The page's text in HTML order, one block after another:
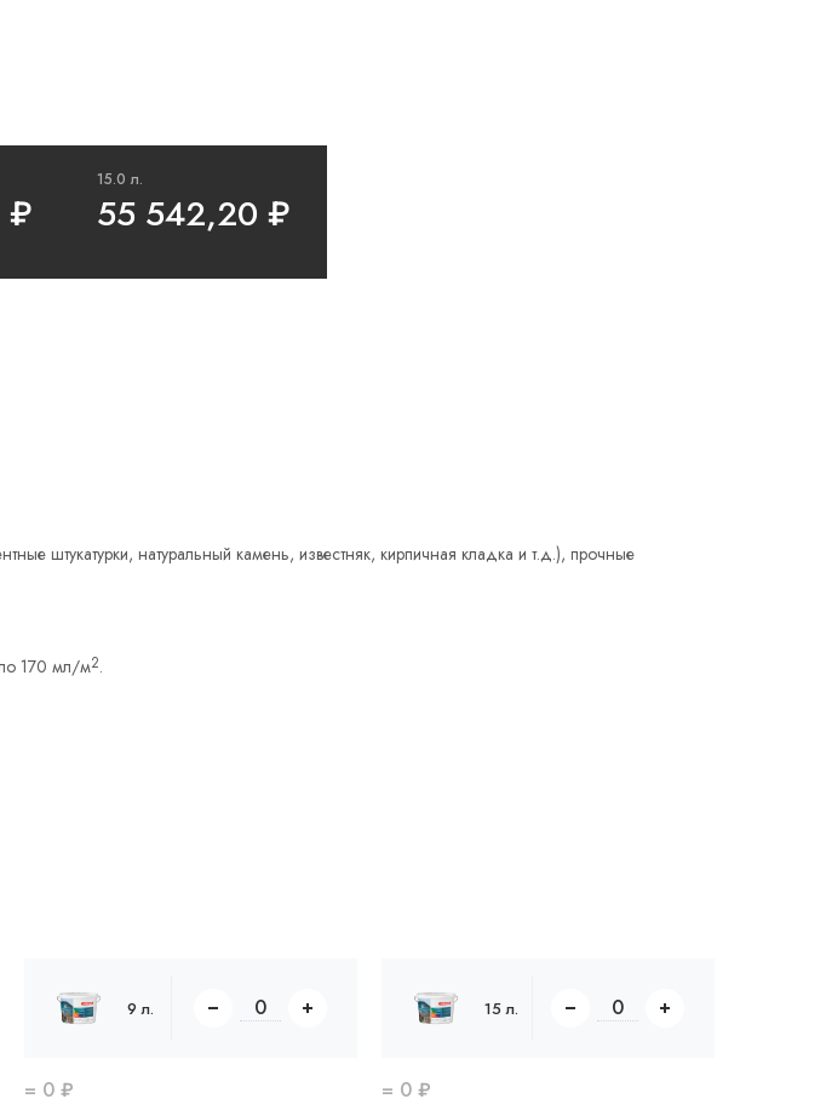
₽
15.0 л.
55 542,20 ₽
штукатурки, натуральный камень, известняк, кирпичная кладка и т.д.), прочные
170 мл/м2.
9 л.
= 0 ₽
15 л.
= 0 ₽